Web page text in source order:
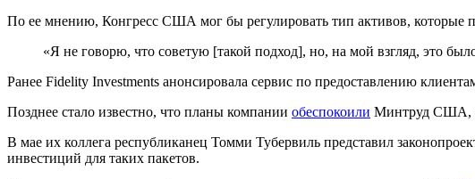
По ее мнению, Конгресс США мог бы регулировать тип активов, которые
«Я не говорю, что советую [такой подход], но, на мой взгляд, это
Ранее Fidelity Investments анонсировала сервис по предоставлению
Позднее стало известно, что планы компании обеспокоили Минтруд США, а
В мае их коллега республиканец Томми Тубервиль представил
инвестиций для таких пакетов.